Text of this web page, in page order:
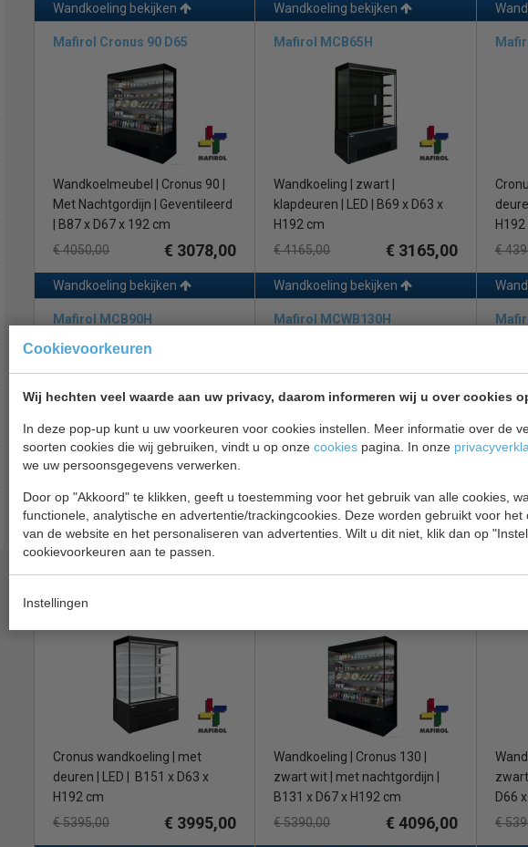
Cookievoorkeuren
Wij hechten veel waarde aan uw privacy, daarom informeren wij u over cookies
In deze pop-up kunt u uw voorkeuren voor cookies instellen. Meer informatie over de
soorten cookies die wij gebruiken, vindt u op onze cookies pagina. In onze
we uw persoonsgegevens verwerken.
Door op "Akkoord" te klikken, geeft u toestemming voor het gebruik van alle cookies,
functionele, analytische en advertentie/trackingcookies. Deze worden gebruikt voor het
van de website en het personaliseren van advertenties. Wilt u dit niet, klik dan op
cookievoorkeuren aan te passen.
Instellingen
Wandkoeling bekijken Wandkoeling bekijken
Mafirol Cronus 90 D65
Wandkoelmeubel | Cronus 90 |
Met Nachtgordijn | Geventileerd
| B87 x D67 x 192 cm
€ 4050,00
€ 3078,00
Wandkoeling bekijken
Mafirol MCB65H
Wandkoeling | zwart |
klapdeuren | LED | B69 x D63 x
H192 cm
€ 4165,00
€ 3165,00
Wandkoeling bekijken
€
Mafirol MCB90H
klapdeuren | LED | B87 x D63 x
H192 cm
€ 4845,00
€ 3682,00
Mafirol MCWB130H
deuren | LED | B131 x D63 x
H192 cm
€ 3796,00
LED
€
Mafirol MCWB150H
Cronus wandkoeling | met
deuren | LED | B151 x D63 x
H192 cm
€ 5395,00
€ 3995,00
Wandkoeling | Cronus 130 |
zwart wit | met nachtgordijn |
B131 x D67 x H192 cm
€ 5390,00
€ 4096,00
zwart
D66
€